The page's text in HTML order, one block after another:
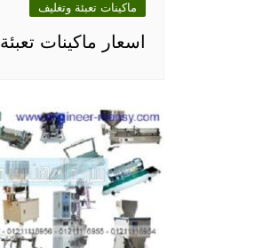
ماكينات تعبئة وتغليف
اسعار ماكينات تعبئة